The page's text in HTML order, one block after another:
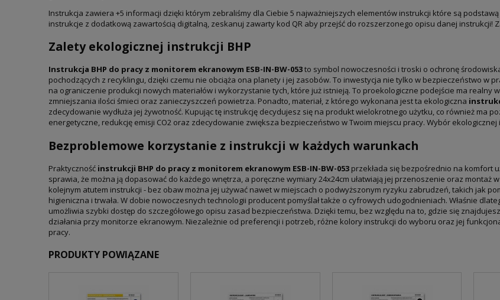
Instrukcja zawiera +5 informacji dzięki którym zebraliśmy dla Ciebie 5 najważniejszych elementów instrukcji które są
instrukcje z dodatkową zawartością digitalną, zeskanuj zawarty kod QR aby przejść do rozszerzonego opisu danej instrukcji!
Zalety ekologicznej instrukcji BHP
Instrukcja BHP do pracy z monitorem ekranowym ESB-IN-BW-053to symbol nowoczesności i troski o ochronę
pochodzących z recyklingu, dzięki czemu nie obciąża ona planety i jej zasobów. To inwestycja nie tylko w bezpieczeństwo w
na ograniczenie produkcji nowych materiałów i wykorzystanie tych, które już istnieją. To proekologiczne podejście ma realny
zmniejszania ilości śmieci oraz zanieczyszczeń powietrza. Ponadto, materiał, z którego wykonana jest ta ekologiczna
zdecydowanie wydłuża jej żywotność. Kupując tę instrukcję decydujesz się na produkt wielokrotnego użytku, co również ma
energetyczne, redukcję emisji CO2 oraz zdecydowanie zwiększa bezpieczeństwo w Twoim miejscu pracy. Wybór
Bezproblemowe korzystanie z instrukcji w każdych warunkach
Praktyczność instrukcji BHP do pracy z monitorem ekranowym ESB-IN-BW-053 przekłada się bezpośrednio na komfort
sprawia, że można ją dopasować do każdego wnętrza, a poręczne wymiary 24x24cm ułatwiają jej przenoszenie oraz
kolejnym atutem instrukcji - bez obaw można jej używać nawet w miejscach o podwyższonym ryzyku zabrudzeń, takich jak
higieniczna i trwała. W dobie nowoczesnych technologii producent pomyślał także o cyfrowych udogodnieniach. Właśnie
umożliwia szybki dostęp do szczegółowego opisu zasad bezpieczeństwa. Dzięki temu, bez względu na to, gdzie się
działania przy monitorze ekranowym. Niezależnie od preferencji i potrzeb, różne kolory instrukcji do wyboru oraz jej
pracy.
PRODUKTY POWIĄZANE